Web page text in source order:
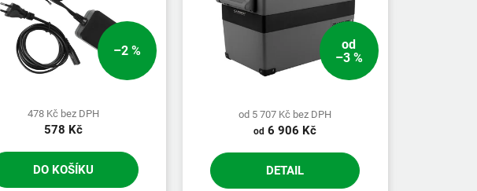
–2 %
478 Kč bez DPH
578 Kč
DO KOŠÍKU
od
–3 %
od 5 707 Kč bez DPH
od 6 906 Kč
DETAIL